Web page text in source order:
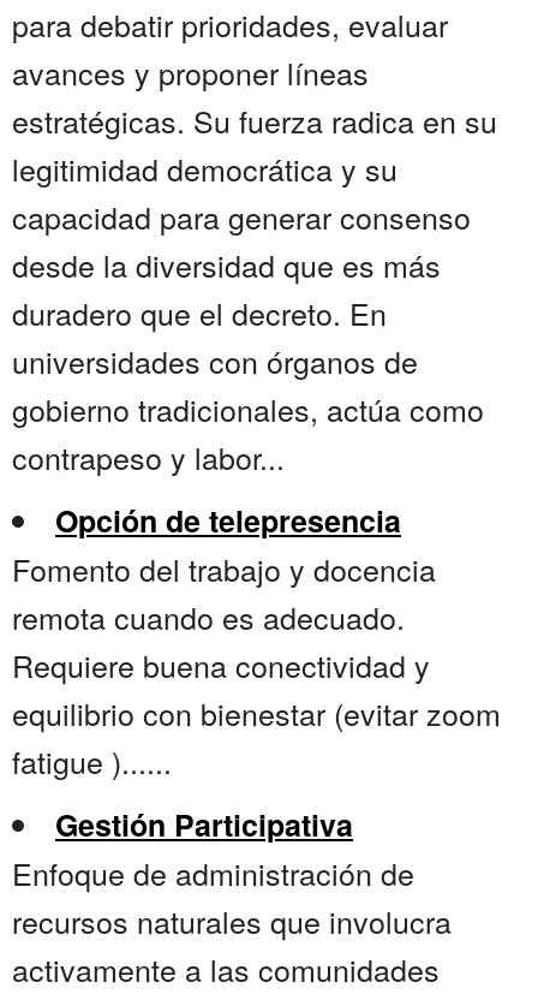
para debatir prioridades, evaluar
avances y proponer líneas
estratégicas. Su fuerza radica en su
legitimidad democrática y su
capacidad para generar consenso
desde la diversidad que es más
duradero que el decreto. En
universidades con órganos de
gobierno tradicionales, actúa como
contrapeso y labor...
Opción de telepresencia
Fomento del trabajo y docencia
remota cuando es adecuado.
Requiere buena conectividad y
equilibrio con bienestar (evitar zoom
fatigue )......
Gestión Participativa
Enfoque de administración de
recursos naturales que involucra
activamente a las comunidades